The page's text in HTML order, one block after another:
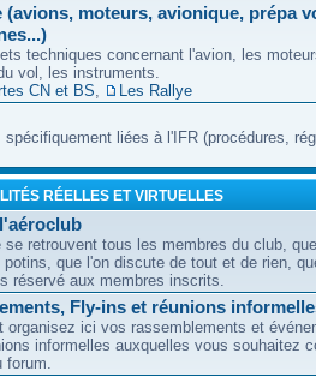
(avions, moteurs, avionique, prépa
techniques concernant l'avion, les
vol, les instruments.
CN et BS Les Rallye
spécifiquement liées à l'IFR (procédures,
RÉELLES ET VIRTUELLES
se retrouvent tous les membres du club,
potins, que l'on discute de tout et de rien,
réservé aux membres inscrits.
Fly-ins et réunions
organisez ici vos rassemblements et
informelles auxquelles vous souhaitez
forum.